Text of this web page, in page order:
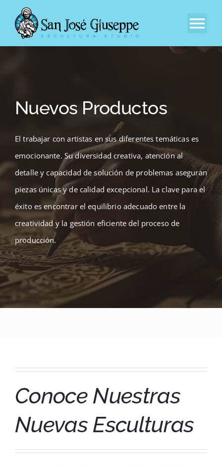
content
Catálogo
Contacto
ES_ES
Nuevos Productos
El trabajar con artistas en sus diferentes temáticas es
emocionante. Su diversidad creativa, atención al
detalle y capacidad de solución de problemas aseguran
piezas únicas y de calidad excepcional. La clave para el
éxito es encontrar el equilibrio adecuado entre la
creatividad y la gestión eficiente del proceso de
producción.
Conoce Nuestras
Nuevas Esculturas